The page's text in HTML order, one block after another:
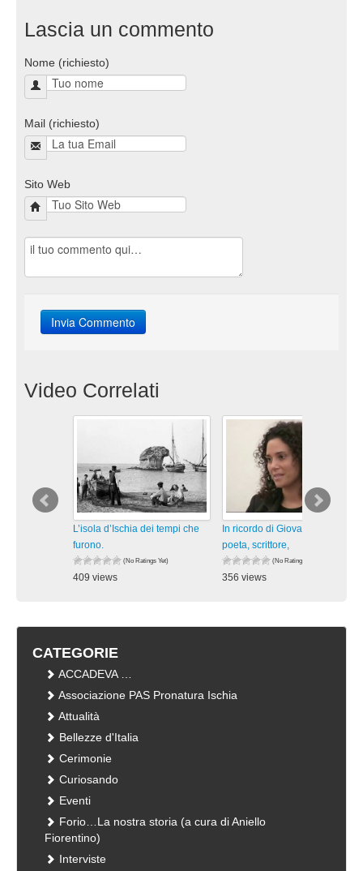
Lascia un commento
Nome (richiesto)
Mail (richiesto)
Sito Web
Video Correlati
L’isola d’Ischia dei tempi che
furono.
(No Ratings Yet)
409 views
In ricordo di Giovanni Verde,
poeta, scrittore,
(No Ratings Yet)
356 views
CATEGORIE
ACCADEVA …
Associazione PAS Pronatura Ischia
Attualità
Bellezze d'Italia
Cerimonie
Curiosando
Eventi
Forio…La nostra storia (a cura di Aniello
Fiorentino)
Interviste